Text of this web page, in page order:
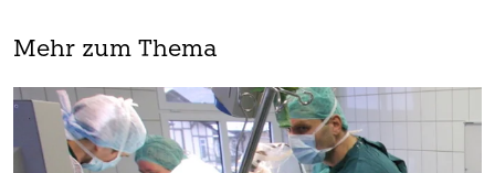
Mehr zum Thema